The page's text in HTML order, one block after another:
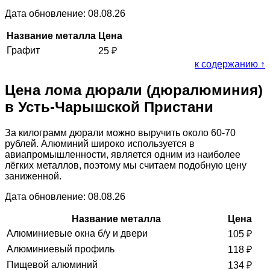
Дата обновление: 08.08.26
Название металла Цена
Графит
25 ₽
к содержанию ↑
Цена лома дюрали (дюралюминия)
в Усть-Чарышской Пристани
За килограмм дюрали можно выручить около 60-70
рублей. Алюминий широко используется в
авиапромышленности, является одним из наиболее
лёгких металлов, поэтому мы считаем подобную цену
заниженной.
Дата обновление: 08.08.26
Название металла
Цена
Алюминиевые окна б/у и двери
105 ₽
Алюминиевый профиль
118 ₽
Пищевой алюминий
134 ₽